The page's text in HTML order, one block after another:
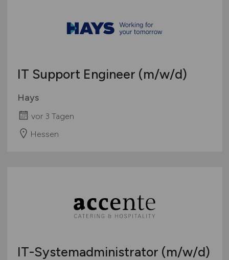
IT Support Engineer (m/w/d)
Hays
vor 3 Tagen
Hessen
IT-Systemadministrator (m/w/d)